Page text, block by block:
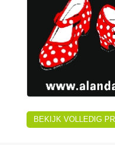
BEKIJK VOLLEDIG